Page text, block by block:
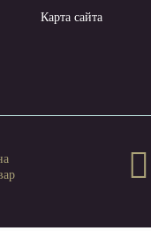
Карта сайта